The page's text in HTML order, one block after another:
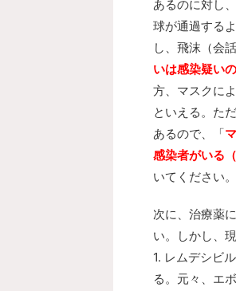
あるのに対し
球が通過する
し、飛沫（会
いは感染疑い
方、マスクに
といえる。た
あるので、「
感染者がいる
いてください。
次に、治療薬
い。しかし、
1. レムデシビ
る。元々、エ